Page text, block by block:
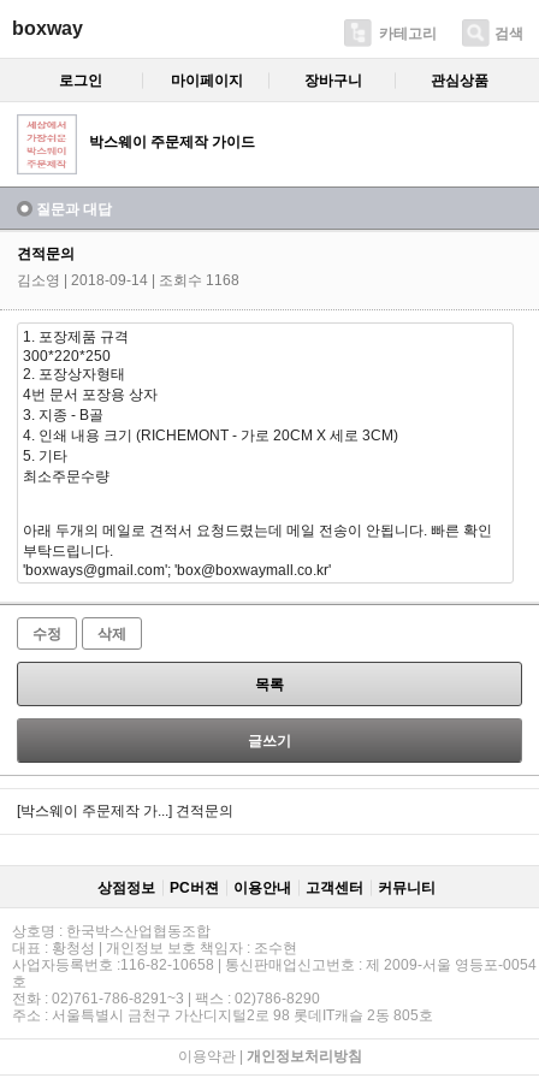
boxway 카테고리 검색
로그인 마이페이지 장바구니 관심상품
박스웨이 주문제작 가이드
질문과 대답
견적문의
김소영 | 2018-09-14 | 조회수 1168
1. 포장제품 규격
300*220*250
2. 포장상자형태
4번 문서 포장용 상자
3. 지종 - B골
4. 인쇄 내용 크기 (RICHEMONT - 가로 20CM X 세로 3CM)
5. 기타
최소주문수량
아래 두개의 메일로 견적서 요청드렸는데 메일 전송이 안됩니다. 빠른 확인
부탁드립니다.
'boxways@gmail.com'; 'box@boxwaymall.co.kr'
수정 삭제
목록
글쓰기
[박스웨이 주문제작 가...] 견적문의
상점정보 PC버젼 이용안내 고객센터 커뮤니티
상호명 : 한국박스산업협동조합
대표 : 황청성 | 개인정보 보호 책임자 : 조수현
사업자등록번호 :116-82-10658 | 통신판매업신고번호 : 제 2009-서울 영등포-0054
호
전화 : 02)761-786-8291~3 | 팩스 : 02)786-8290
주소 : 서울특별시 금천구 가산디지털2로 98 롯데IT캐슬 2동 805호
이용약관| 개인정보처리방침